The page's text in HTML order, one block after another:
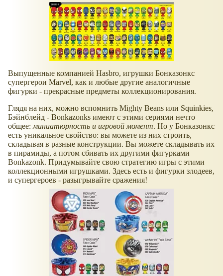
Выпущенные компанией Hasbro, игрушки Бонказонкс
супергерои Marvel, как и любые другие аналогичные
фигурки - прекрасные предметы коллекционирования.
Глядя на них, можно вспомнить Mighty Beans или Squinkies,
Бэйнблейд - Bonkazonks имеют с этими сериями нечто
общее: миниатюрность и игровой момент. Но у Бонказонкс
есть уникальное свойство: вы можете из них строить,
складывая в разные конструкции. Вы можете складывать их
в пирамиды, а потом сбивать их другими фигурками
Bonkazonk. Придумывайте свою стратегию игры с этими
коллекционными игрушками. Здесь есть и фигурки злодеев,
и супергероев - разыгрывайте сражения!